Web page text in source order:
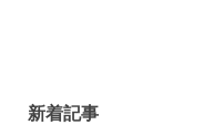
新着記事